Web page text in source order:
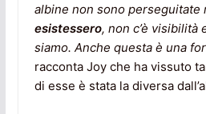
albine non sono perseguitate
esistessero, non c’è visibilità
siamo. Anche questa è una
racconta Joy che ha vissuto
di esse è stata la diversa